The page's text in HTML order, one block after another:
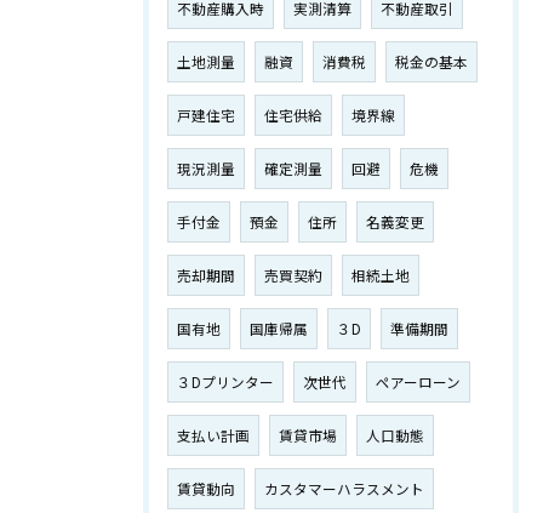
不動産購入時 実測清算 不動産取引
土地測量 融資 消費税 税金の基本
戸建住宅 住宅供給 境界線
現況測量 確定測量 回避 危機
手付金 預金 住所 名義変更
売却期間 売買契約 相続土地
国有地 国庫帰属 ３D 準備期間
３Dプリンター 次世代 ペアーローン
支払い計画 賃貸市場 人口動態
賃貸動向 カスタマーハラスメント